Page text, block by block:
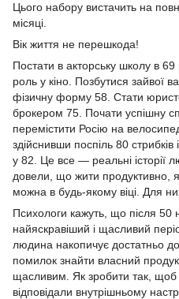
Цього набору вистачить на
місяці.
Вік життя не перешкода!
Постати в акторську школу в 69
роль у кіно. Позбутися зайвої
фізичну форму 58. Стати
брокером 75. Почати успішну
перемістити Росію на
здійснивши поспіль 80
у 82. Це все — реальні історії
довели, що жити продуктивно,
можна в будь-якому віці. Для
Психологи кажуть, що після 50
найяскравіший і щасливий
людина накопичує достатньо
помилок знайти власний
щасливим. Як зробити так, щоб
відповідали внутрішньому